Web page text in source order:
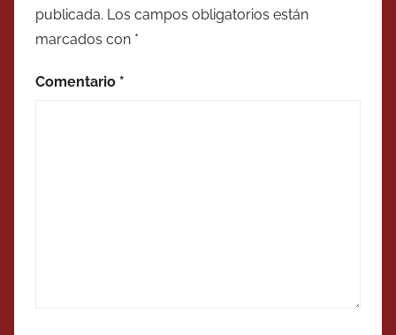
publicada. Los campos obligatorios están
marcados con *
Comentario *